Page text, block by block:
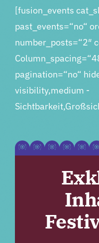
[fusion_events
past_events=“no“
number_posts=“2″
pagination=“no“
visibility,medium -